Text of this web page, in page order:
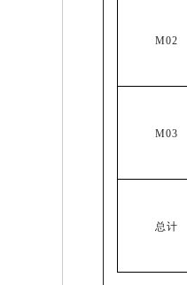
M02
M03
总计